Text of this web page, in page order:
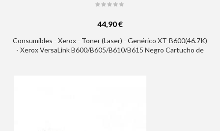
44,90 €
Consumibles - Xerox - Toner (Laser) - Genérico XT-B600(46.7K)
- Xerox VersaLink B600/B605/B610/B615 Negro Cartucho de